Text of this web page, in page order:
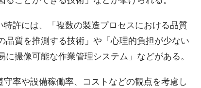
許には、「複数の製造プロセスにおける品質
品質を推測する技術」や「心理的負担が少ない
に撮像可能な作業管理システム」などがある。
率や設備稼働率、コストなどの観点を考慮し